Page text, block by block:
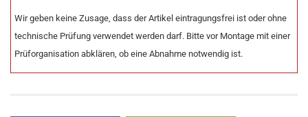
Wir geben keine Zusage, dass der Artikel eintragungsfrei ist oder ohne
technische Prüfung verwendet werden darf. Bitte vor Montage mit einer
Prüforganisation abklären, ob eine Abnahme notwendig ist.